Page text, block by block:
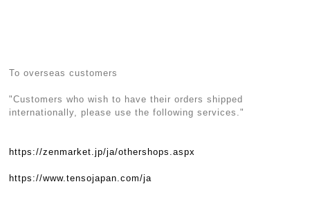
To overseas customers
"Customers who wish to have their orders shipped
internationally, please use the following services."
https://zenmarket.jp/ja/othershops.aspx
https://www.tensojapan.com/ja